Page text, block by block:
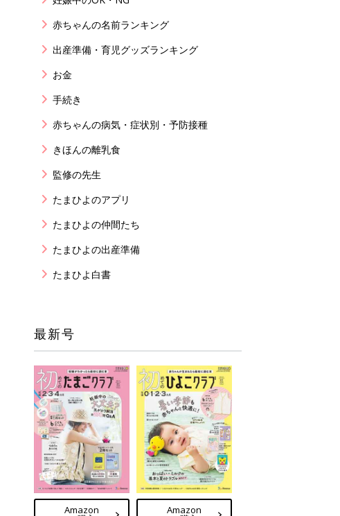
赤ちゃんの名前ランキング
出産準備・育児グッズランキング
お金
手続き
赤ちゃんの病気・症状別・予防接種
きほんの離乳食
監修の先生
たまひよのアプリ
たまひよの仲間たち
たまひよの出産準備
たまひよ白書
最新号
Amazon Amazon